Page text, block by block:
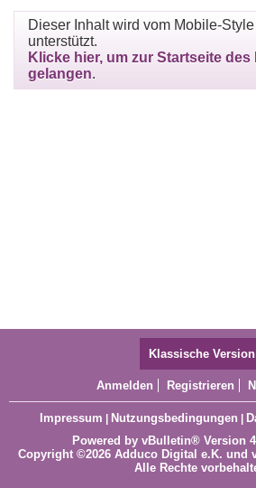
Dieser Inhalt wird vom Mobile-
unterstützt.
Klicke hier, um zur Startseite des
gelangen.
Klassische Version
Anmelden Registrieren
Impressum | Nutzungsbedingungen |
Powered by vBulletin® Version
Copyright ©2026 Adduco Digital e.K. und
Alle Rechte